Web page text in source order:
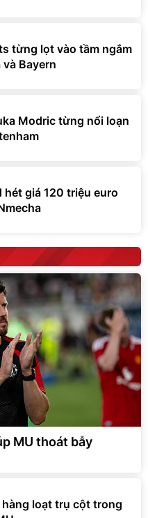
từng lọt vào tầm ngắm
Bayern
Modric từng nổi loạn
hét giá 120 triệu euro
MU thoát bẫy
hàng loạt trụ cột trong